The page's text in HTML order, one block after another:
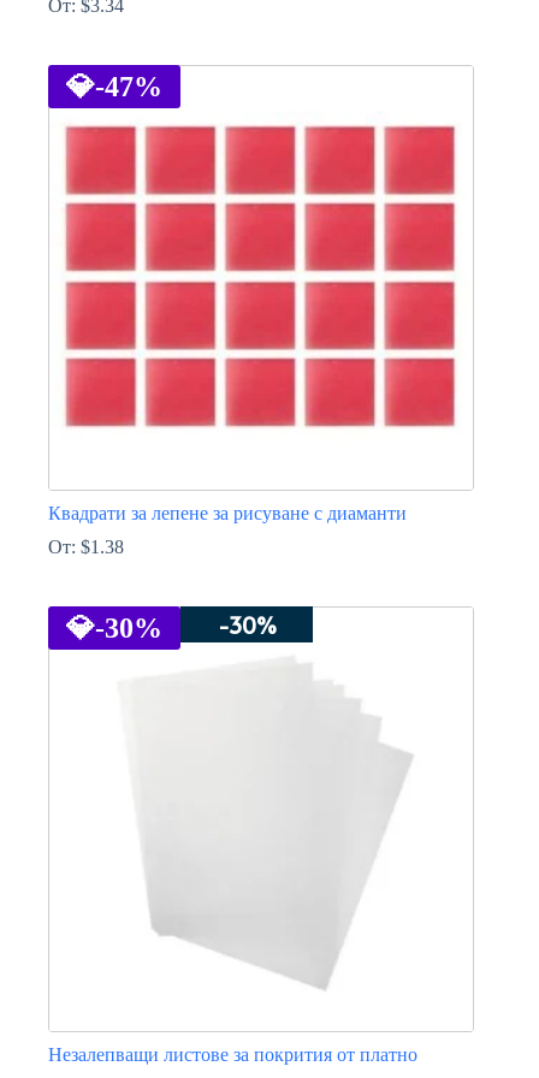
От: $3.34
has
multiple
variants.
may
the
💎-47%
Квадрати за лепене за рисуване с диаманти
От: $1.38
has
multiple
💎-30% -30%
Незалепващи листове за покрития от платно